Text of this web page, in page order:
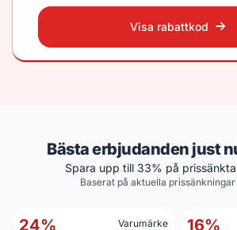
inte kombineras med andra
Visa rabattkod
Bästa erbjudanden just
Spara upp till 33% på
Baserat på aktuella prissänkningar
24% Varumärke 16%